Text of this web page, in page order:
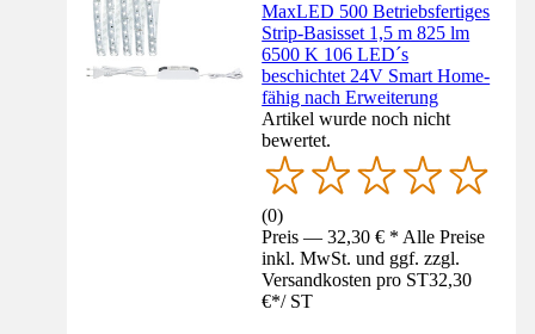
MaxLED 500 Betriebsfertiges
Strip-Basisset 1,5 m 825 lm
6500 K 106 LED´s
beschichtet 24V Smart Home-
fähig nach Erweiterung
Artikel wurde noch nicht
bewertet.
(0)
Preis — 32,30 € * Alle Preise
inkl. MwSt. und ggf. zzgl.
Versandkosten pro ST32,30
€*/ ST